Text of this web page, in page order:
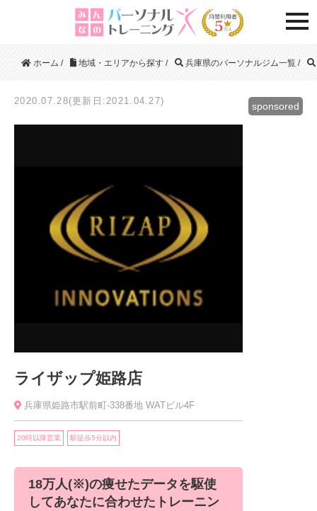
ホーム / 地域・エリアから探す / 兵庫県のパーソナルジム一覧 /
sponsored
2020.07.28(更新日:2021.04.27)
ライザップ姫路店
兵庫県姫路市駅前町-338番地 WATビル4F
20時以降営業 駅徒歩5分以内
18万人(※)の痩せたデータを駆使
してあなたに合わせたトレーニン